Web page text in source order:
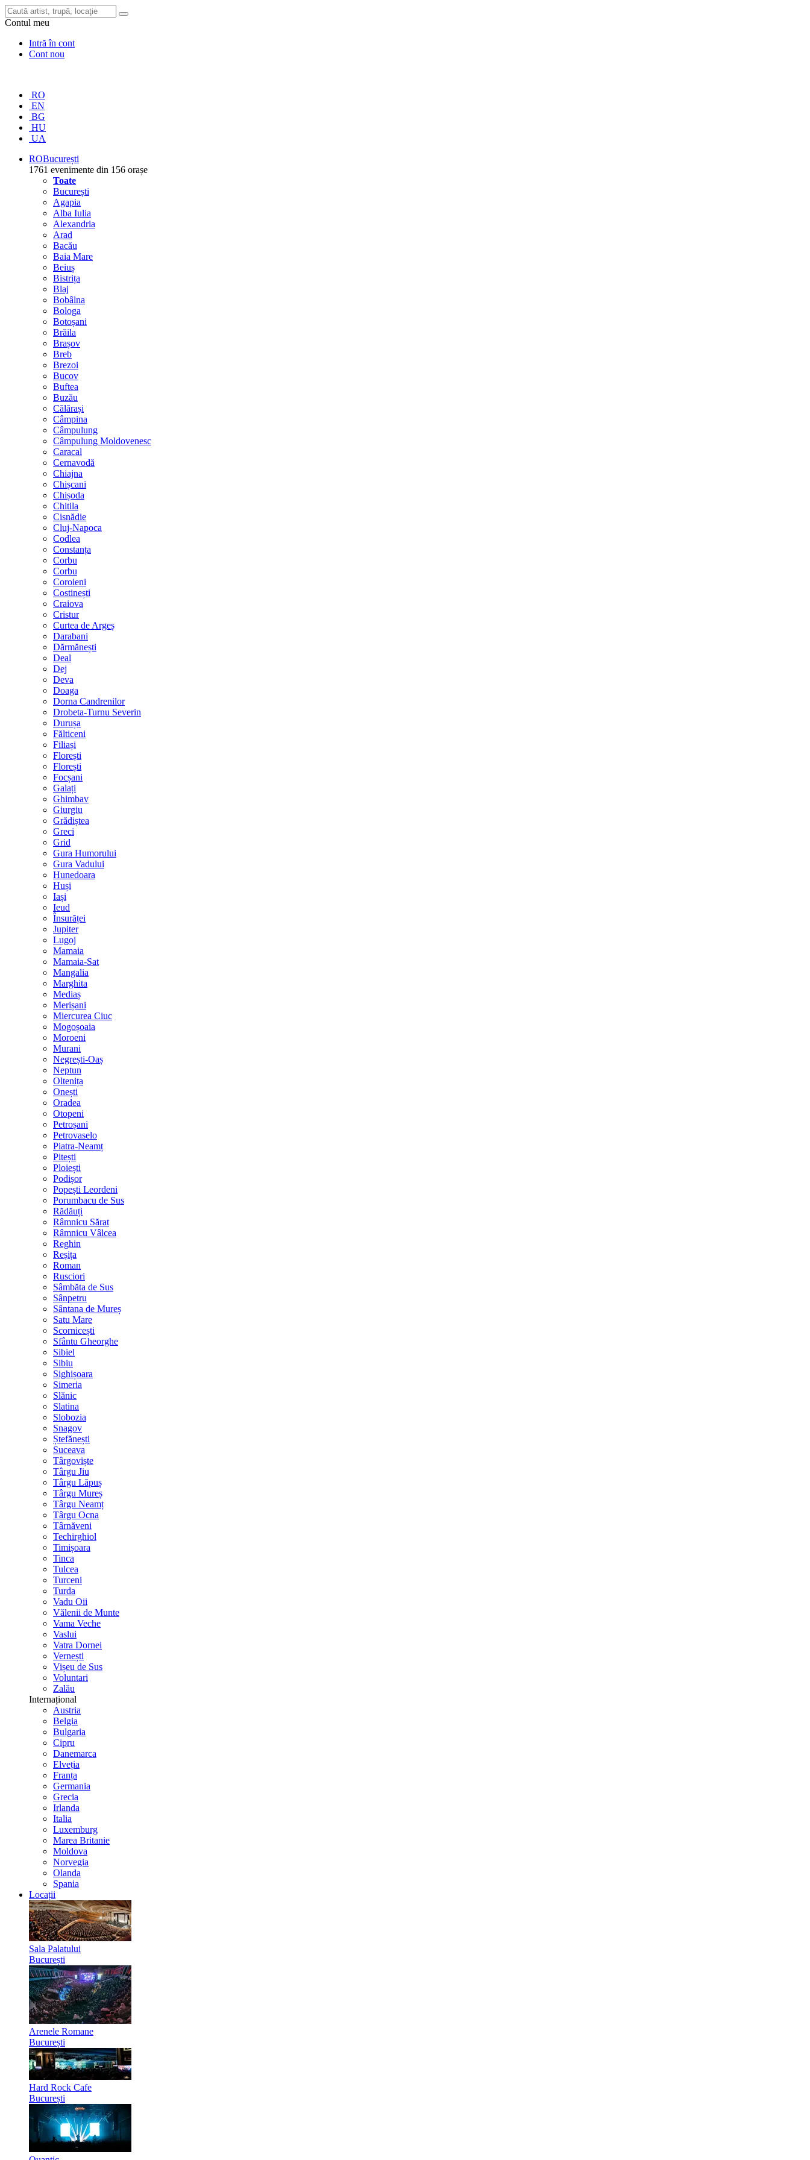
Contul meu
Intră în cont
Cont nou
RO
EN
BG
HU
UA
ROBucurești
1761 evenimente din 156 orașe
Toate
București
Agapia
Alba Iulia
Alexandria
Arad
Bacău
Baia Mare
Beiuș
Bistrița
Blaj
Bobâlna
Bologa
Botoșani
Brăila
Brașov
Breb
Brezoi
Bucov
Buftea
Buzău
Călărași
Câmpina
Câmpulung
Câmpulung Moldovenesc
Caracal
Cernavodă
Chiajna
Chișcani
Chișoda
Chitila
Cisnădie
Cluj-Napoca
Codlea
Constanța
Corbu
Corbu
Coroieni
Costinești
Craiova
Cristur
Curtea de Argeș
Darabani
Dărmănești
Deal
Dej
Deva
Doaga
Dorna Candrenilor
Drobeta-Turnu Severin
Durușa
Fălticeni
Filiași
Florești
Florești
Focșani
Galați
Ghimbav
Giurgiu
Grădiștea
Greci
Grid
Gura Humorului
Gura Vadului
Hunedoara
Huși
Iași
Ieud
Însurăței
Jupiter
Lugoj
Mamaia
Mamaia-Sat
Mangalia
Marghita
Mediaș
Merișani
Miercurea Ciuc
Mogoșoaia
Moroeni
Murani
Negrești-Oaș
Neptun
Oltenița
Onești
Oradea
Otopeni
Petroșani
Petrovaselo
Piatra-Neamț
Pitești
Ploiești
Podișor
Popești Leordeni
Porumbacu de Sus
Rădăuți
Râmnicu Sărat
Râmnicu Vâlcea
Reghin
Reșița
Roman
Rusciori
Sâmbăta de Sus
Sânpetru
Sântana de Mureș
Satu Mare
Scornicești
Sfântu Gheorghe
Sibiel
Sibiu
Sighișoara
Simeria
Slănic
Slatina
Slobozia
Snagov
Ștefănești
Suceava
Târgoviște
Târgu Jiu
Târgu Lăpuș
Târgu Mureș
Târgu Neamț
Târgu Ocna
Târnăveni
Techirghiol
Timișoara
Tinca
Tulcea
Turceni
Turda
Vadu Oii
Vălenii de Munte
Vama Veche
Vaslui
Vatra Dornei
Vernești
Vișeu de Sus
Voluntari
Zalău
Internațional
Austria
Belgia
Bulgaria
Cipru
Danemarca
Elveția
Franța
Germania
Grecia
Irlanda
Italia
Luxemburg
Marea Britanie
Moldova
Norvegia
Olanda
Spania
Locații
Sala Palatului
București
Arenele Romane
București
Hard Rock Cafe
București